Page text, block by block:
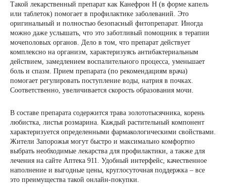
Такой лекарственный препарат как Канефрон Н (в форме капель
или таблеток) помогает в профилактике заболеваний. Это
оригинальный и полностью безопасный фитопрепарат. Иногда
можно даже услышать, что это заботливый помощник в терапии
мочеполовых органов. Дело в том, что препарат действует
комплексно на организм, характеризуясь антибактериальным
действием, замедлением воспалительного процесса, уменьшает
боль и спазм. Прием препарата (по рекомендациям врача)
помогает регулировать поступление воды, натрия в почках.
Соответственно, увеличивается скорость образования мочи.
В составе препарата содержится трава золототысячника, корень
любистка, листья розмарина. Каждый растительный компонент
характеризуется определенными фармакологическими свойствами.
Жители Запорожья могут быстро и максимально комфортно
выбрать необходимые лекарства для профилактики, а также для
лечения на сайте Аптека 911. Удобный интерфейс, качественное
наполнение и выгодные цены, круглосуточная поддержка – все
это преимущества такой онлайн-покупки.